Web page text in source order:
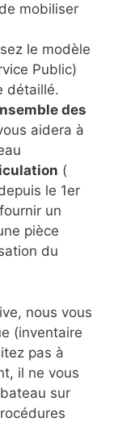
mobiliser
le modèle
Public)
détaillé.
des
aidera à
(
le 1er
un
pièce
du
nous vous
(inventaire
pas à
il ne vous
sur